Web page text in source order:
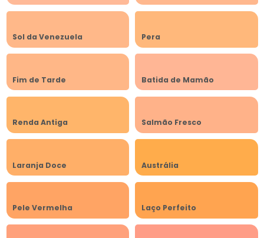
Sol da Venezuela Pera
Fim de Tarde Batida de Mamão
Renda Antiga Salmão Fresco
Laranja Doce Austrália
Pele Vermelha Laço Perfeito